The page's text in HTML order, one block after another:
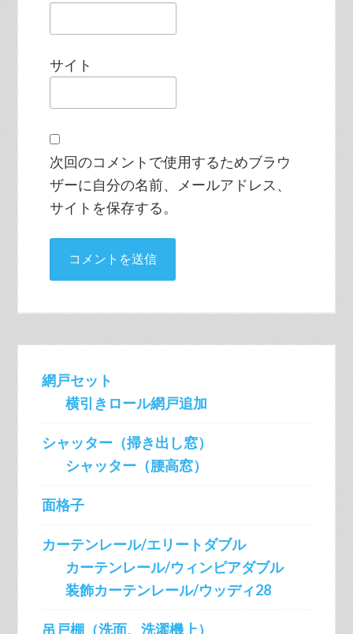
サイト
次回のコメントで使用するためブラウ
ザーに自分の名前、メールアドレス、
サイトを保存する。
網戸セット
横引きロール網戸追加
シャッター（掃き出し窓）
シャッター（腰高窓）
面格子
カーテンレール/エリートダブル
カーテンレール/ウィンピアダブル
装飾カーテンレール/ウッディ28
吊戸棚（洗面、洗濯機上）